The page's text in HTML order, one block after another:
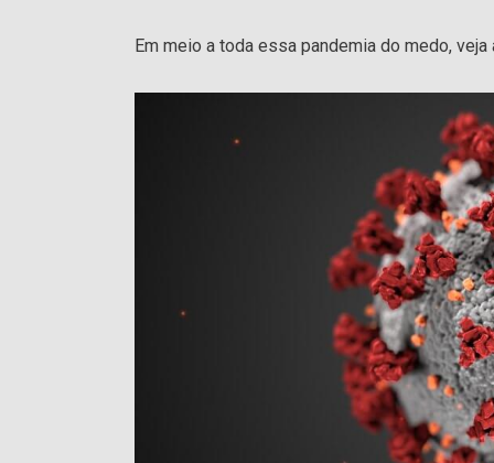
Em meio a toda essa pandemia do medo,